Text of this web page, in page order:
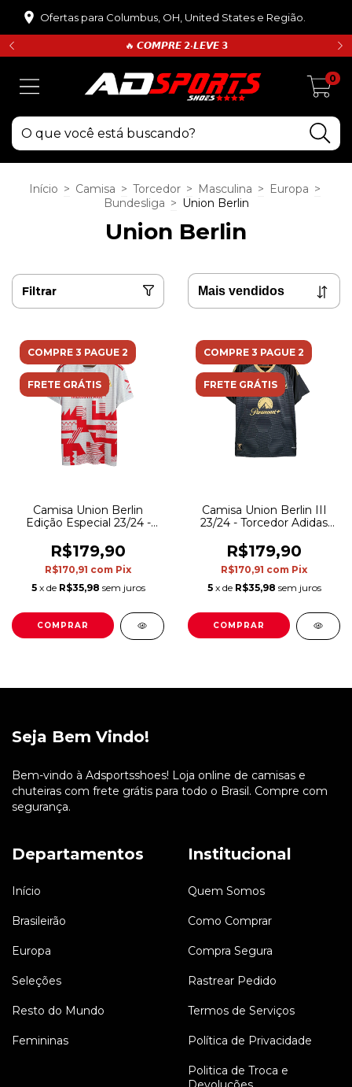
Ofertas para Columbus, OH, United States e Região.
🔥 𝘾𝙊𝙈𝙋𝙍𝙀 𝟮•𝙇𝙀𝙑𝙀 𝟯
0
Início > Camisa > Torcedor > Masculina > Europa >
Bundesliga > Union Berlin
Union Berlin
Filtrar
COMPRE 3 PAGUE 2
FRETE GRÁTIS
Camisa Union Berlin
Edição Especial 23/24 -
- Branca com detalhes em
vermelho e amarelo
R$179,90
R$170,91 com Pix
5 x de R$35,98 sem juros
COMPRAR
COMPRE 3 PAGUE 2
FRETE GRÁTIS
Camisa Union Berlin III
23/24 - Torcedor Adidas
detalhes em dourado
R$179,90
R$170,91 com Pix
5 x de R$35,98 sem juros
COMPRAR
Seja Bem Vindo!
Bem-vindo à Adsportsshoes! Loja online de camisas e
chuteiras com frete grátis para todo o Brasil. Compre com
segurança.
Departamentos
Início
Brasileirão
Europa
Seleções
Resto do Mundo
Femininas
Institucional
Quem Somos
Como Comprar
Compra Segura
Rastrear Pedido
Termos de Serviços
Política de Privacidade
Politica de Troca e